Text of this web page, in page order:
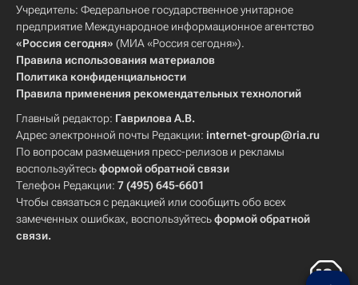
Учредитель: Федеральное государственное унитарное
предприятие Международное информационное агентство
«Россия сегодня» (МИА «Россия сегодня»).
Правила использования материалов
Политика конфиденциальности
Правила применения рекомендательных технологий
Главный редактор: Гаврилова А.В.
Адрес электронной почты Редакции: internet-group@ria.ru
По вопросам размещения пресс-релизов и рекламы
воспользуйтесьформой обратной связи
Телефон Редакции: 7 (495) 645-6601
Чтобы связаться с редакцией или сообщить обо всех
замеченных ошибках, воспользуйтесьформой обратной
связи.